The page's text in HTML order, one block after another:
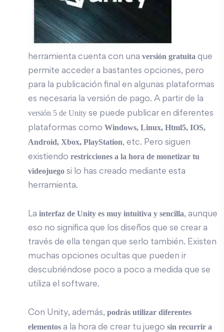
herramienta cuenta con una versión gratuita que
permite acceder a bastantes opciones, pero
para la publicación final en algunas plataformas
es necesaria la versión de pago. A partir de la
versión 5 de Unity se puede publicar en diferentes
plataformas como Windows, Linux, Html5, IOS,
Android, Xbox, PlayStation, etc. Pero siguen
existiendo restricciones a la hora de monetizar tu
videojuego si lo has creado mediante esta
herramienta.
La interfaz de Unity es muy intuitiva y sencilla, aunque
eso no significa que los diseños que se crear a
través de ella tengan que serlo también. Existen
muchas opciones ocultas que pueden ir
descubriéndose poco a poco a medida que se
utiliza el software.
Con Unity, además, podrás utilizar diferentes
elementos a la hora de crear tu juego sin recurrir a